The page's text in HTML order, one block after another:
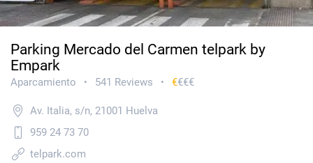
Parking Mercado del Carmen telpark by
Empark
Aparcamiento • 541 Reviews • €€€€
Av. Italia, s/n, 21001 Huelva
959 24 73 70
telpark.com